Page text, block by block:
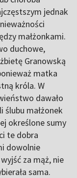
jednak
małżonkami.
duchowe,
Granowską
matka
króla. W
dawało
ślubu małżonek
określone sumy
te dobra
dowolnie
za mąż, nie
sama.